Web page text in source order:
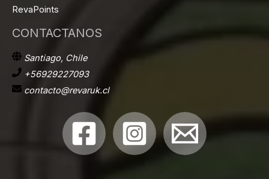
RevaPoints
CONTACTANOS
Santiago, Chile
+56929227093
contacto@revaruk.cl